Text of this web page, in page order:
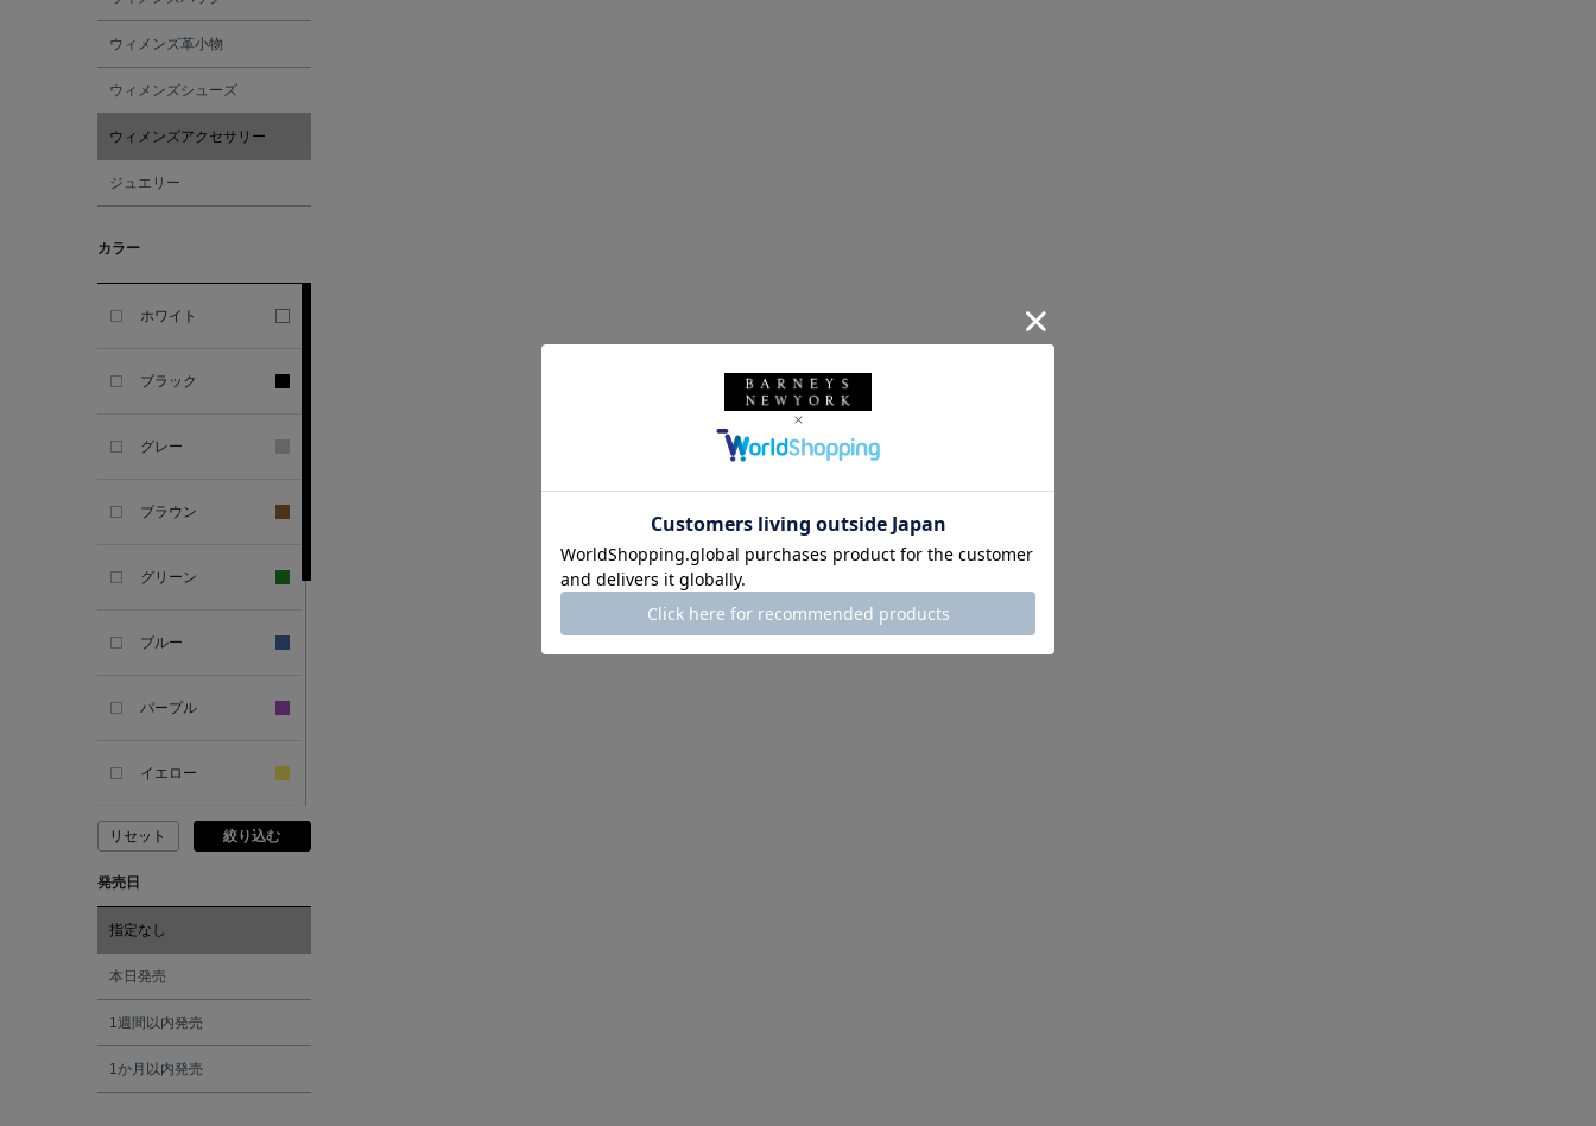
ALBERT THURSTON
ALESSANDRO
SANDAL
ANDERSONS
ANTIPAST
ANYA HINDMARCH
ARCS LONDON
ARIANNA
ウィメンズ革小物
ウィメンズシューズ
ウィメンズアクセサリー
ジュエリー
カラー
ホワイト
ブラック
グレー
ブラウン
グリーン
ブルー
パープル
イエロー
ピンク
レッド
オレンジ
シルバー
リセット 絞り込む
発売日
指定なし
本日発売
1週間以内発売
1か月以内発売